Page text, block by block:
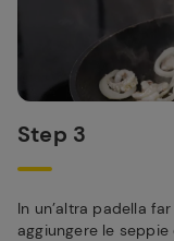
Step 3
In un’altra padella
aggiungere le